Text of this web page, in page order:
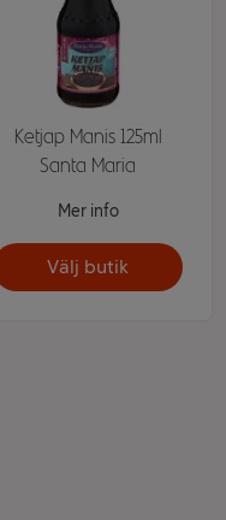
Ketjap Manis 125ml
Santa Maria
Mer info
Välj butik